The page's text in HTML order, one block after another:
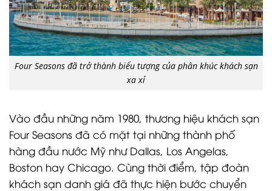
Four Seasons đã trở thành biểu tượng của phân khúc khách sạn
xa xỉ
Vào đầu những năm 1980, thương hiệu khách sạn
Four Seasons đã có mặt tại những thành phố
hàng đầu nước Mỹ như Dallas, Los Angelas,
Boston hay Chicago. Cùng thời điểm, tập đoàn
khách sạn danh giá đã thực hiện bước chuyển